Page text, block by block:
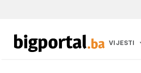
VIJESTI